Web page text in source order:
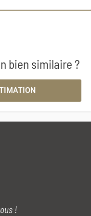
bien similaire ?
!